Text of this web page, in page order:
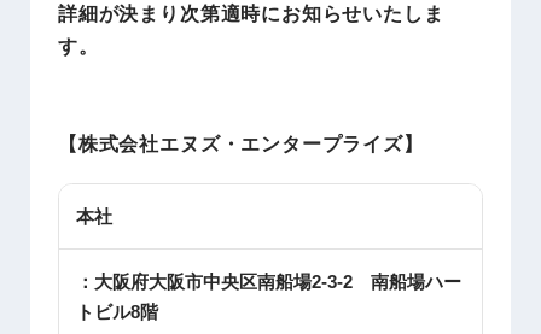
詳細が決まり次第適時にお知らせいたしま
す。
【株式会社エヌズ・エンタープライズ】
本社
：大阪府大阪市中央区南船場2-3-2 南船場ハー
トビル8階